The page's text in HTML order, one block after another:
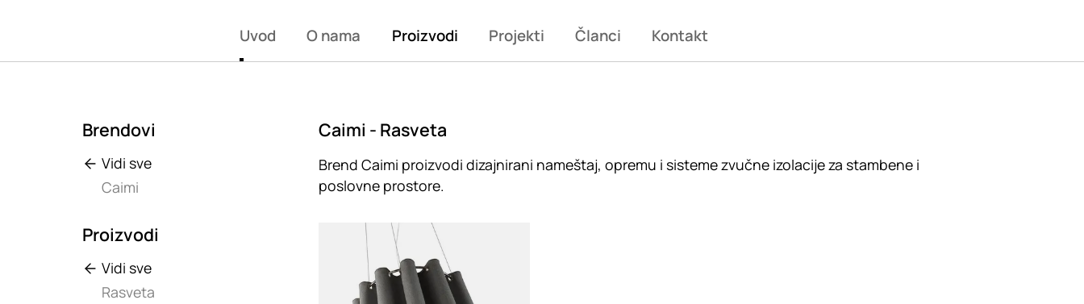
Uvod O nama Proizvodi Projekti Članci Kontakt
Brendovi
Vidi sve
Caimi
Proizvodi
Vidi sve
Rasveta
Caimi - Rasveta
Brend Caimi proizvodi dizajnirani nameštaj, opremu i sisteme zvučne izolacije za stambene i
poslovne prostore.